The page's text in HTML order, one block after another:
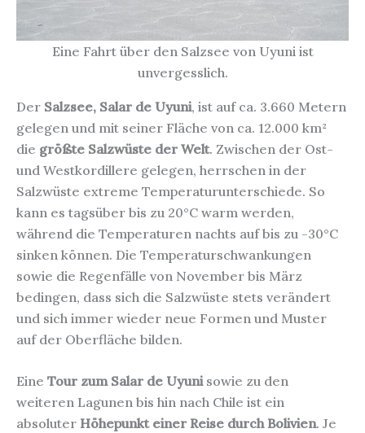
Eine Fahrt über den Salzsee von Uyuni ist
unvergesslich.
Der Salzsee, Salar de Uyuni, ist auf ca. 3.660 Metern
gelegen und mit seiner Fläche von ca. 12.000 km²
die größte Salzwüste der Welt. Zwischen der Ost-
und Westkordillere gelegen, herrschen in der
Salzwüste extreme Temperaturunterschiede. So
kann es tagsüber bis zu 20°C warm werden,
während die Temperaturen nachts auf bis zu -30°C
sinken können. Die Temperaturschwankungen
sowie die Regenfälle von November bis März
bedingen, dass sich die Salzwüste stets verändert
und sich immer wieder neue Formen und Muster
auf der Oberfläche bilden.
Eine Tour zum Salar de Uyunisowie zu den
weiteren Lagunen bis hin nach Chile ist ein
absoluter Höhepunkt einer Reise durch Bolivien. Je